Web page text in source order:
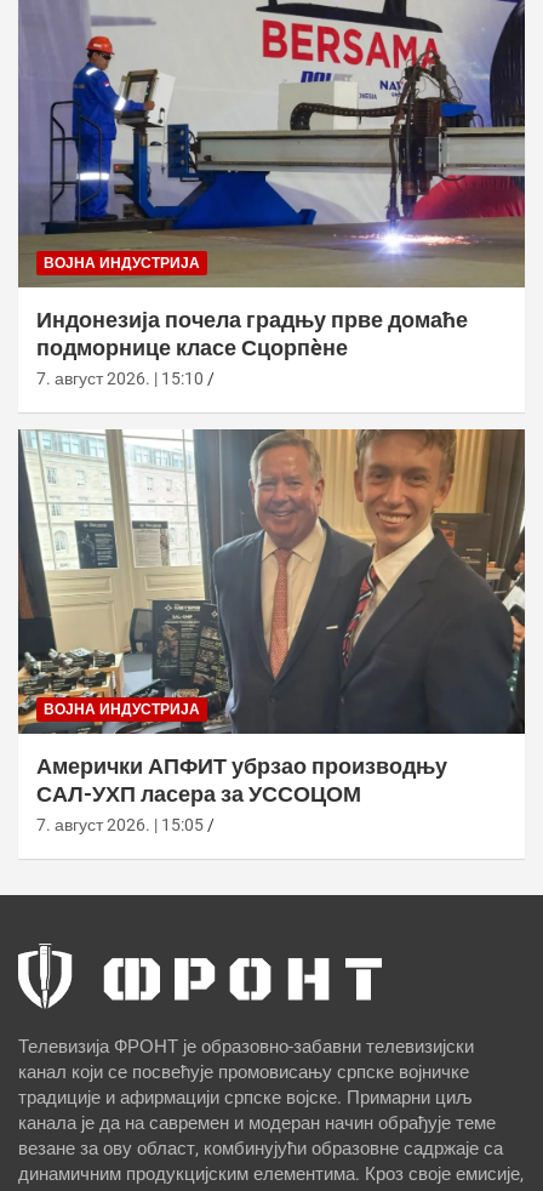
ВОЈНА ИНДУСТРИЈА
Индонезија почела градњу прве домаће
подморнице класе Сцорпèне
7. август 2026. | 15:10
ВОЈНА ИНДУСТРИЈА
Амерички АПФИТ убрзао производњу
САЛ-УХП ласера за УССОЦОМ
7. август 2026. | 15:05
Телевизија ФРОНТ је образовно-забавни телевизијски
канал који се посвећује промовисању српске војничке
традиције и афирмацији српске војске. Примарни циљ
канала је да на савремен и модеран начин обрађује теме
везане за ову област, комбинујући образовне садржаје са
динамичним продукцијским елементима. Кроз своје емисије,